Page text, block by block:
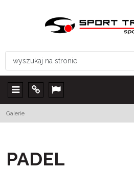
Menu Info Lang
Galerie
PADEL